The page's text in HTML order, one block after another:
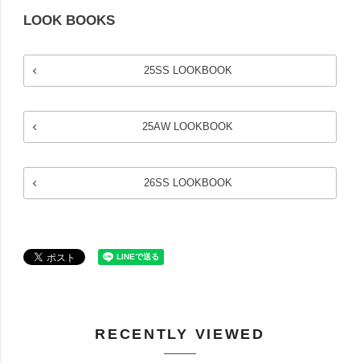
LOOK BOOKS
25SS LOOKBOOK
25AW LOOKBOOK
26SS LOOKBOOK
RECENTLY VIEWED